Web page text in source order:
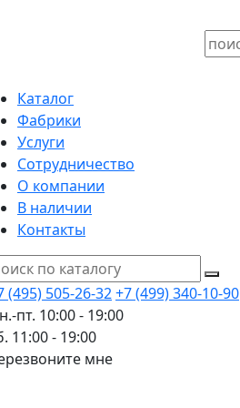
Каталог
Фабрики
Услуги
Сотрудничество
О компании
В наличии
Контакты
(495) 505-26-32+7 (499) 340-10-90
пт. 10:00 - 19:00
11:00 - 19:00
мне